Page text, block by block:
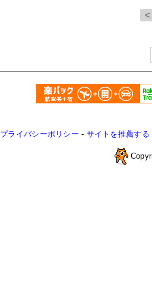
プライバシーポリシー - サイトを推薦する